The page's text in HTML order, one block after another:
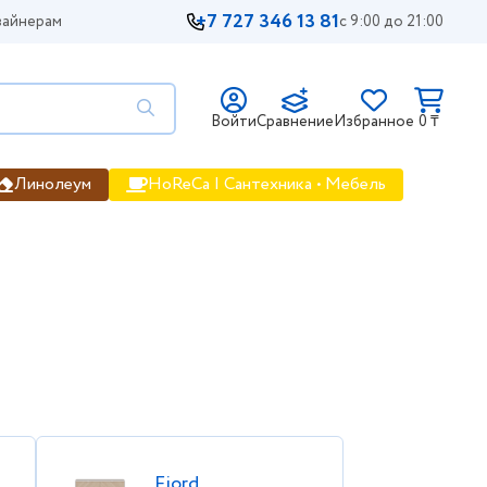
+7 727 346 13 81с 9:00 до 21:00
ВойтиСравнениеИзбранное 0 ₸
Линолеум HoReCa | Сантехника • Мебель
фото, цена, продажа